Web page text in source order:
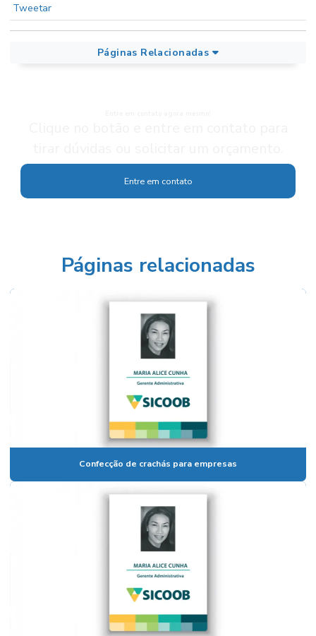
Tweetar
Páginas Relacionadas
Entre em contato
Páginas relacionadas
Confecção de crachás para empresas